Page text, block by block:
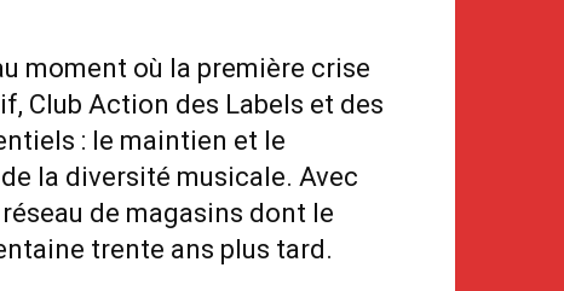
moment où la première crise
Club Action des Labels et des
: le maintien et le
la diversité musicale. Avec
de magasins dont le
trente ans plus tard.